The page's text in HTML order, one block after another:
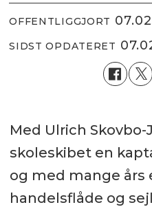
OFFENTLIGGJORT
SIDST OPDATERET
Med Ulrich
skoleskibet en
og med mange års
handelsflåde og